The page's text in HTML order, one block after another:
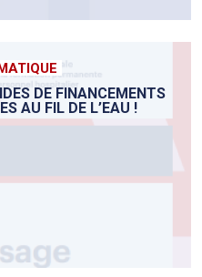
DE FINANCEMENTS
AU FIL DE L’EAU !